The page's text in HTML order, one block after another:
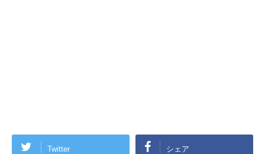
Twitter シェア